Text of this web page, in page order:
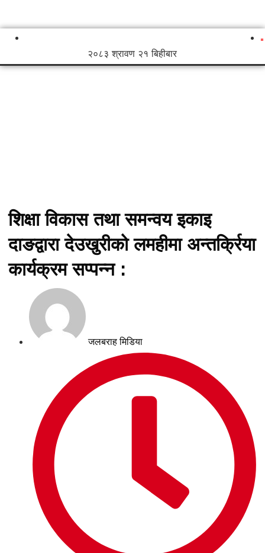
२०८३ श्रावण २१ बिहीबार
शिक्षा विकास तथा समन्वय इकाइ
दाङद्वारा देउखुरीको लमहीमा अन्तर्क्रिया
कार्यक्रम सप्पन्न :
जलबराह मिडिया